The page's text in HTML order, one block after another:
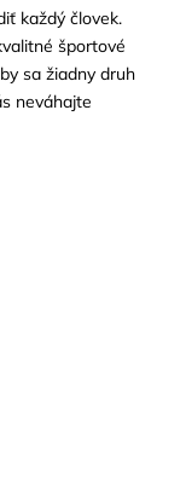
každý človek.
športové
sa žiadny druh
neváhajte